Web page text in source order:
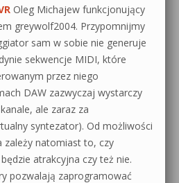
Oleg Michajew funkcjonujący
greywolf2004. Przypomnijmy
sam w sobie nie generuje
sekwencje MIDI, które
przez niego
DAW zazwyczaj wystarczy
ale zaraz za
syntezator). Od możliwości
zależy natomiast to, czy
atrakcyjna czy też nie.
pozwalają zaprogramować